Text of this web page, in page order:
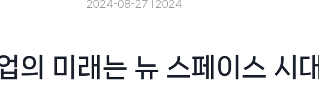
2024-08-27 2024
의 미래는 뉴 스페이스 시대